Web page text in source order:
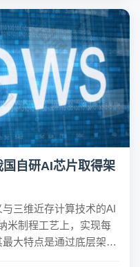
自研AI芯片取得架
三维近存计算技术的AI
米制程工艺上，实现每
大特点是通过底层架构